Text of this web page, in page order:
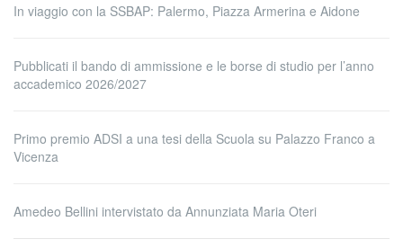
In viaggio con la SSBAP: Palermo, Piazza Armerina e Aidone
Pubblicati il bando di ammissione e le borse di studio per l’anno
accademico 2026/2027
Primo premio ADSI a una tesi della Scuola su Palazzo Franco a
Vicenza
Amedeo Bellini intervistato da Annunziata Maria Oteri